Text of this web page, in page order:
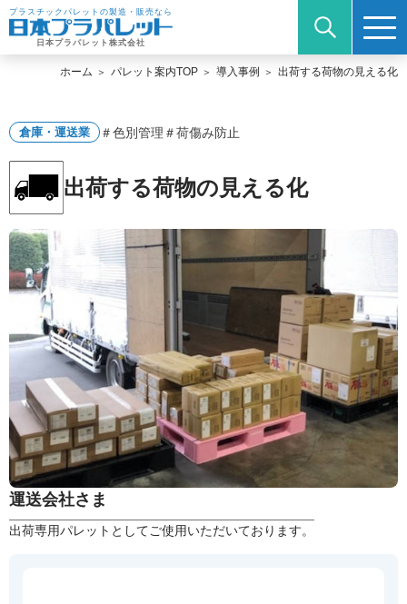
プラスチックパレットの製造・販売なら
日本プラパレット株式会社
ホーム パレット案内TOP 導入事例 出荷する荷物の見える化
倉庫・運送業 ＃色別管理 ＃荷傷み防止
出荷する荷物の見える化
運送会社さま
出荷専用パレットとしてご使用いただいております。